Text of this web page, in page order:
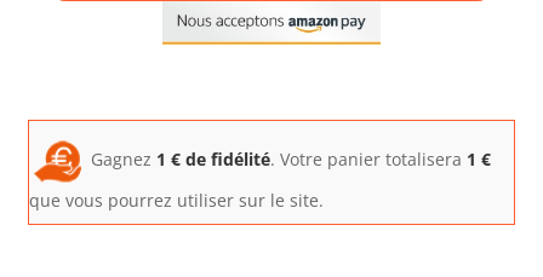
Gagnez 1 € de fidélité. Votre panier totalisera 1 €
que vous pourrez utiliser sur le site.